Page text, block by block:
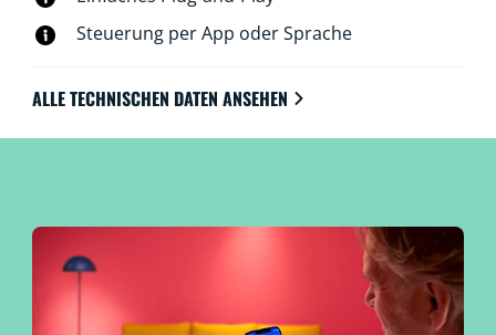
Steuerung per App oder Sprache
ALLE TECHNISCHEN DATEN ANSEHEN